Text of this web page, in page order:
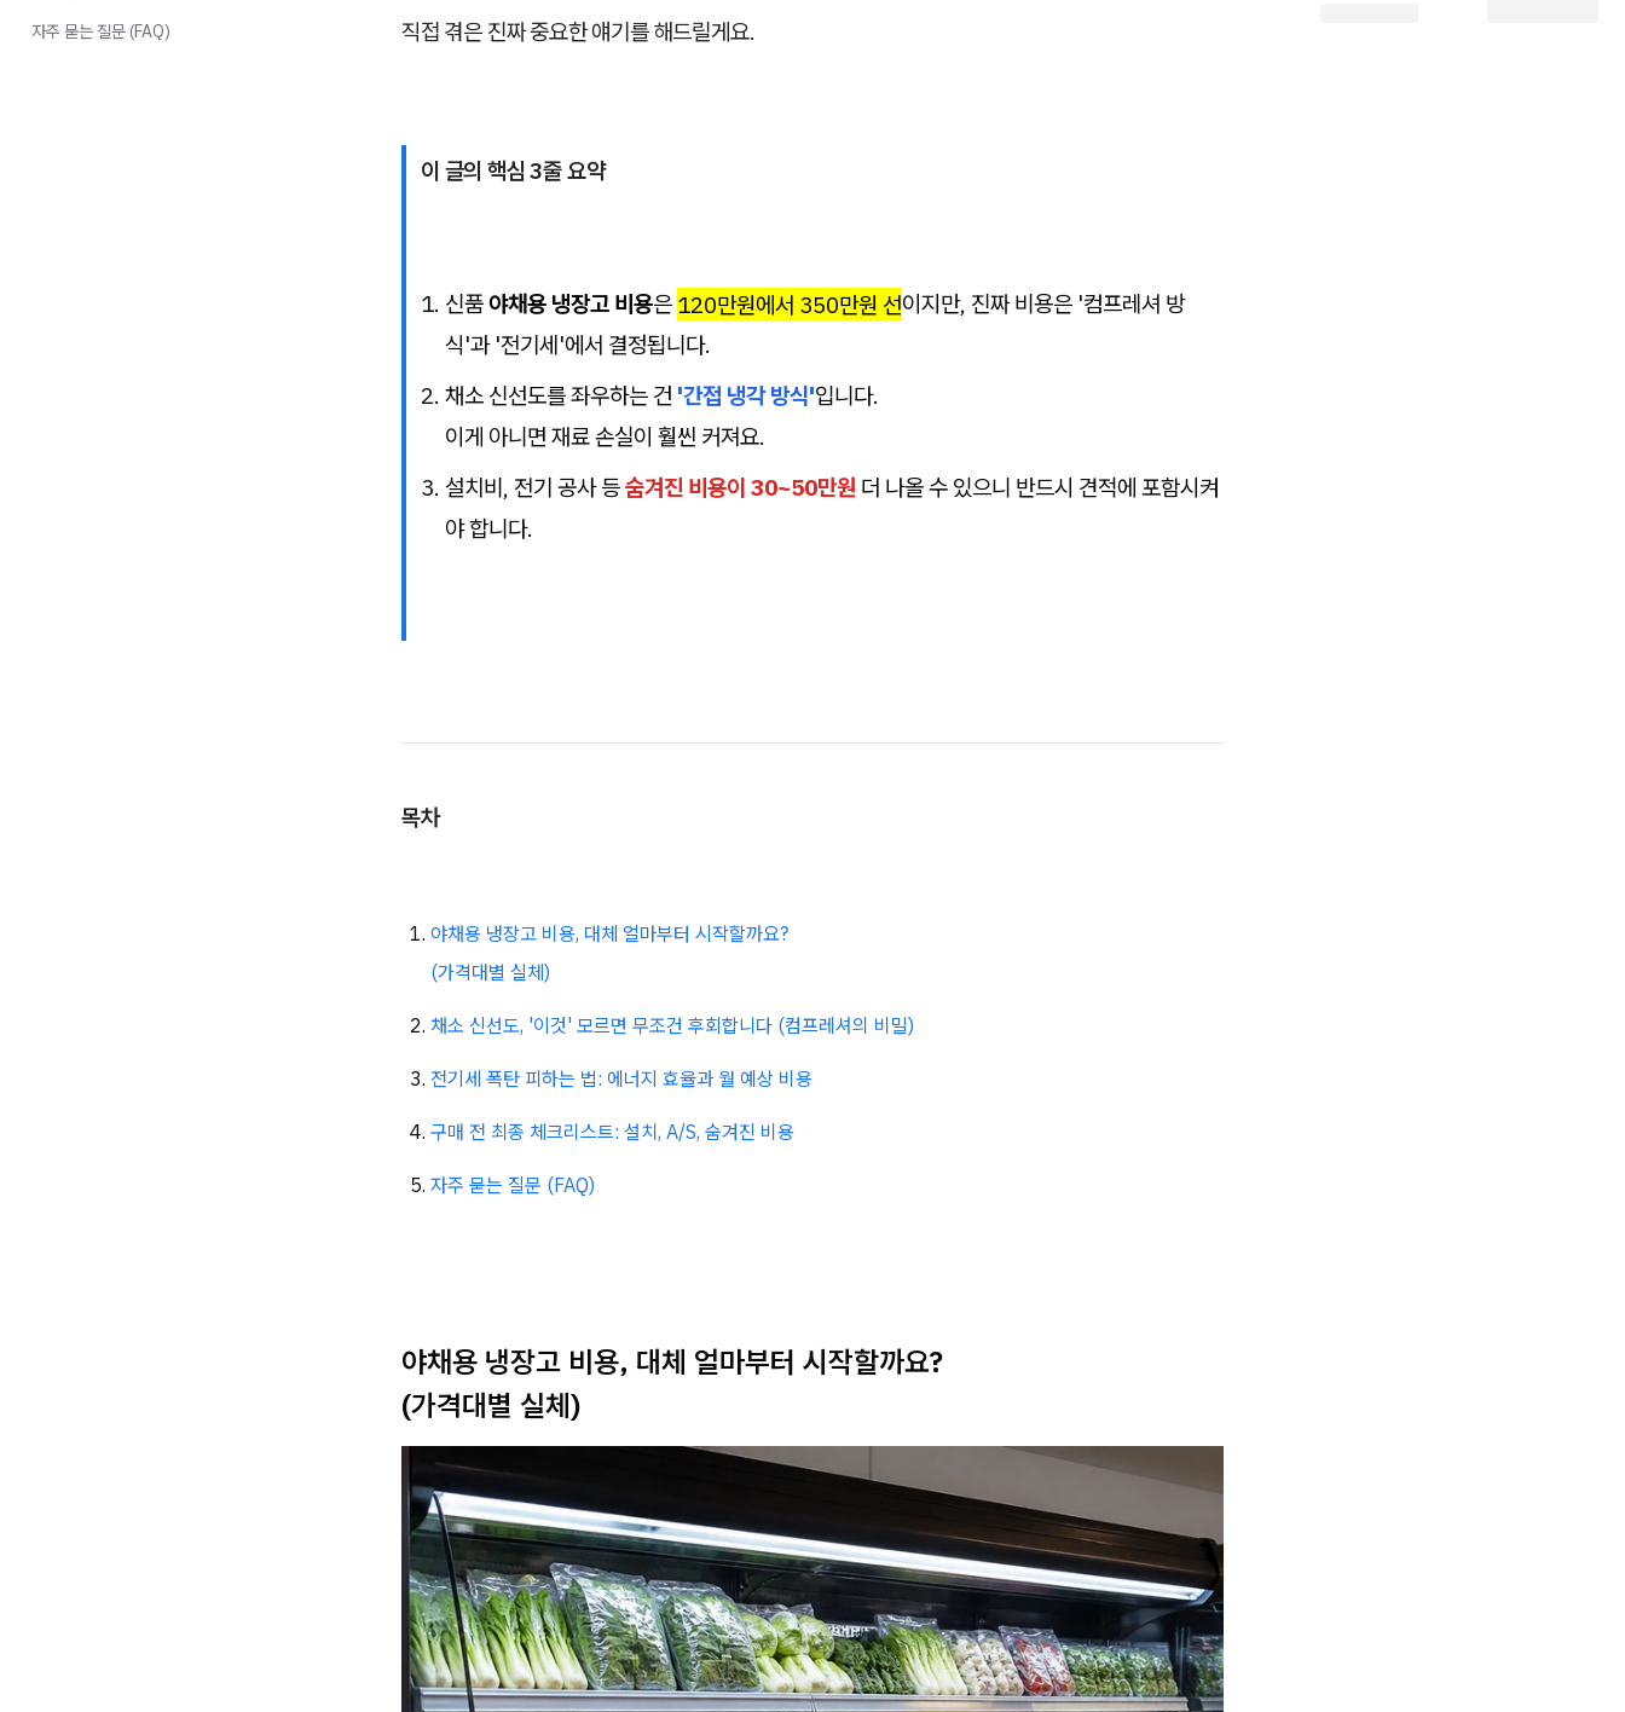
직접 겪은 진짜 중요한 얘기를 해드릴게요.
이 글의 핵심 3줄 요약
신품야채용 냉장고 비용은 120만원에서 350만원 선이지만, 진짜 비용은 '컴프레셔 방
식'과 '전기세'에서 결정됩니다.
채소 신선도를 좌우하는 건 '간접 냉각 방식'입니다.
이게 아니면 재료 손실이 훨씬 커져요.
설치비, 전기 공사 등숨겨진 비용이 30~50만원 더 나올 수 있으니 반드시 견적에 포함시켜
야 합니다.
목차
야채용 냉장고 비용, 대체 얼마부터 시작할까요?
(가격대별 실체)
채소 신선도, '이것' 모르면 무조건 후회합니다 (컴프레셔의 비밀)
전기세 폭탄 피하는 법: 에너지 효율과 월 예상 비용
구매 전 최종 체크리스트: 설치, A/S, 숨겨진 비용
자주 묻는 질문 (FAQ)
야채용 냉장고 비용, 대체 얼마부터 시작할까요?
(가격대별 실체)
자주 묻는 질문 (FAQ)